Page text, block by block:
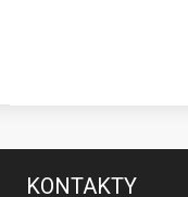
KONTAKTY